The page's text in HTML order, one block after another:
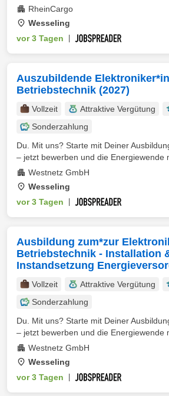
RheinCargo
Wesseling
vor 3 Tagen
Auszubildende
Betriebstechnik (2027)
Vollzeit Attraktive Vergütung
Sonderzahlung
Du. Mit uns? Starte mit Deiner
– jetzt bewerben und die Energiewende
Westnetz GmbH
Wesseling
vor 3 Tagen
Ausbildung zum*zur
Betriebstechnik - Installation
Instandsetzung
Vollzeit Attraktive Vergütung
Sonderzahlung
Du. Mit uns? Starte mit Deiner
– jetzt bewerben und die Energiewende
Westnetz GmbH
Wesseling
vor 3 Tagen